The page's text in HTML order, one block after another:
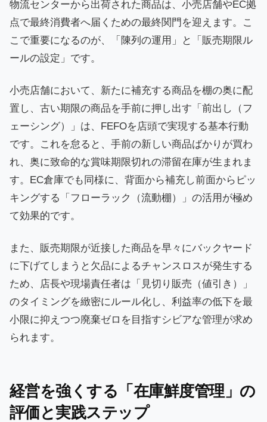
物流センターから出荷された商品は、小売店舗やEC拠
点で最終消費者へ届くための最終関門を迎えます。こ
こで重要になるのが、「陳列の運用」と「販売期限ル
ールの設定」です。
小売店舗において、新たに補充する商品を棚の奥に配
置し、古い期限の商品を手前に押し出す「前出し（フ
ェーシング）」は、FEFOを店頭で実現する基本行動
です。これを怠ると、手前の新しい商品ばかりが買わ
れ、奥に致命的な賞味期限切れの滞留在庫が生まれま
す。EC倉庫でも同様に、背面から補充し前面からピッ
キングする「フローラック（流動棚）」の活用が極め
て効果的です。
また、販売期限が近接した商品を早々にバックヤード
に下げてしまうと欠品によるチャンスロスが発生する
ため、店長や現場責任者は「見切り販売（値引き）」
のタイミングを緻密にルール化し、利益率の低下を最
小限に抑えつつ廃棄ゼロを目指すシビアな管理が求め
られます。
経営を強くする「在庫鮮度管理」の
評価と実践ステップ